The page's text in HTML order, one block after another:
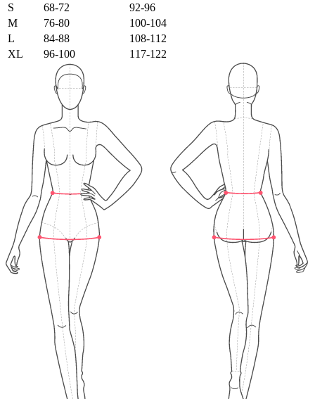
S
68-72
92-96
M
76-80
100-104
L
84-88
108-112
XL
96-100 117-122